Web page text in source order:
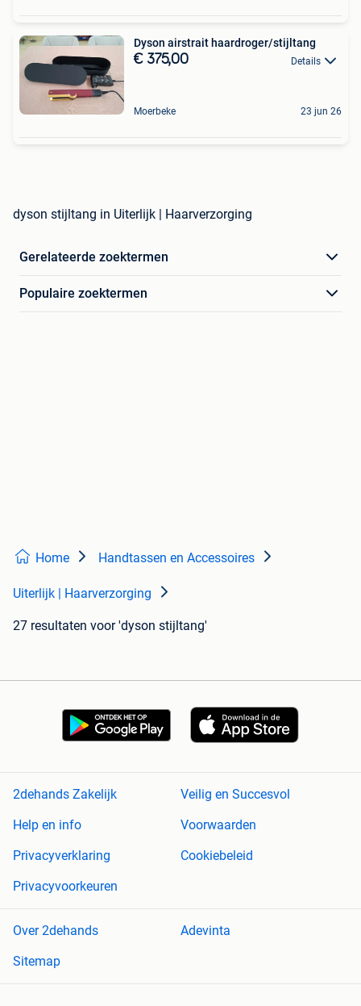
Dyson airstrait haardroger/stijltang
€ 375,00 Details
Moerbeke 23 jun 26
dyson stijltang in Uiterlijk | Haarverzorging
Gerelateerde zoektermen
Populaire zoektermen
Home Handtassen en Accessoires
Uiterlijk | Haarverzorging
27 resultaten voor 'dyson stijltang'
2dehands Zakelijk
Veilig en Succesvol
Help en info
Voorwaarden
Privacyverklaring
Cookiebeleid
Privacyvoorkeuren
Over 2dehands
Adevinta
Sitemap